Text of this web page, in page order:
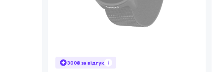
300₴ за відгук